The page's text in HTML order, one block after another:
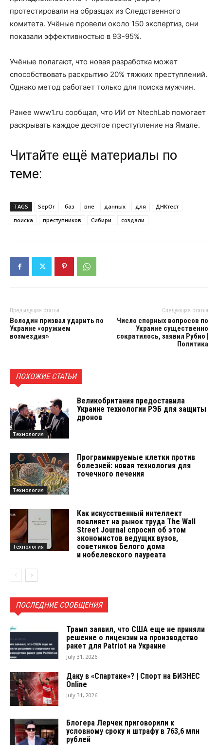
протестировали на образцах из Следственного
комитета. Учёные провели около 150 экспертиз, они
показали эффективностью в 93-95%.
Учёные полагают, что новая разработка может
способствовать раскрытию 20% тяжких преступлений.
Однако метод работает только для поиска мужчин.
Ранее www1.ru сообщал, что ИИ от NtechLab помогает
раскрывать каждое десятое преступление на Ямале.
Читайте ещё материалы по
теме:
TAGS SepOr баз вне данных для
ДНКтест
поиска
преступников Сибири создали
Предыдущая статья
Володин призвал ударить по
Украине «оружием
возмездия»
Следующая статья
Число спорных вопросов по
Украине существенно
сократилось, заявил Рубио |
Политика
ПОХОЖИЕ СТАТЬИ
Технология
Великобритания предоставила
Украине технологии РЭБ для защиты
дронов
Технология
Программируемые клетки против
болезней: новая технология для
точечного лечения
Технология
Как искусственный интеллект
повлияет на рынок труда The Wall
Street Journal спросил об этом
экономистов ведущих вузов,
советников Белого дома
и нобелевского лауреата
ПОСЛЕДНИЕ СООБЩЕНИЯ
Трамп заявил, что США еще не приняли
решение о лицензии на производство
ракет для Patriot на Украине
July 31, 2026
Даку в «Спартаке»? | Спорт на БИЗНЕС
Online
July 31, 2026
Блогера Лерчек приговорили к
условному сроку и штрафу в 763,6 млн
рублей